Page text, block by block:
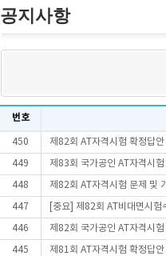
공지사항
번호
450 제82회 AT자격시험 확정답
449 제83회 국가공인 AT자격시
448 제82회 AT자격시험 문제 및
447 [중요] 제82회 AT비대면시험
446 제82회 국가공인 AT자격시
445 제81회 AT자격시험 확정답